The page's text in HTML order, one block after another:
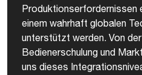
Produktionserfordernissen
einem wahrhaft globalen
unterstützt werden. Von
Bedienerschulung und
uns dieses